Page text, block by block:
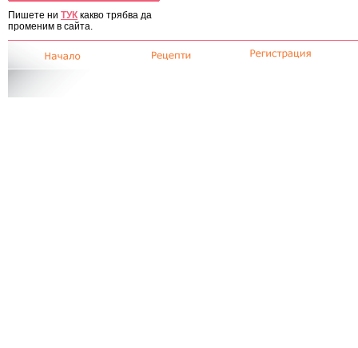
Пишете ни ТУК какво трябва да
променим в сайта.